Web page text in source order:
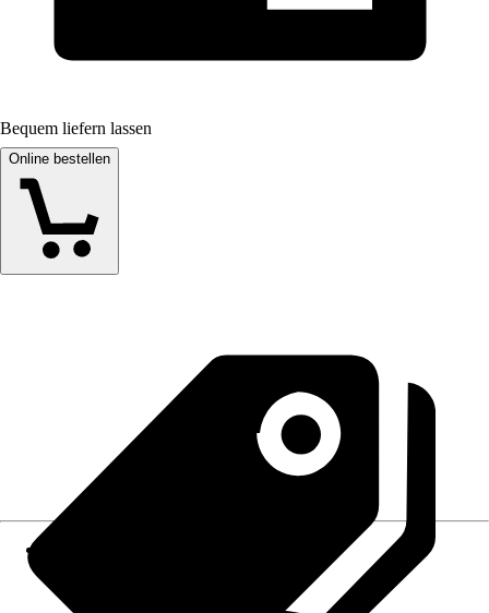
Bequem liefern lassen
Online bestellen